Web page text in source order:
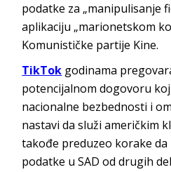
podatke za „manipulisanje
aplikaciju „marionetskom
Komunističke partije Kine.
TikTok godinama
potencijalnom dogovoru
nacionalne bezbednosti i
nastavi da služi američkim
takođe preduzeo korake
podatke u SAD od drugih